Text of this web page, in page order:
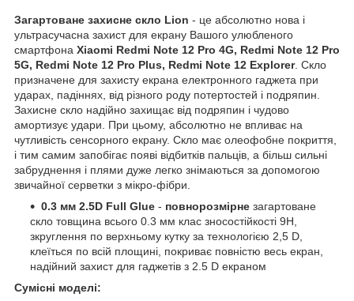
Загартоване захисне скло Lion - це абсолютно нова і
ультрасучасна захист для екрану Вашого улюбленого
смартфона Xiaomi Redmi Note 12 Pro 4G, Redmi Note 12 Pro
5G, Redmi Note 12 Pro Plus, Redmi Note 12 Explorer. Скло
призначене для захисту екрана електронного гаджета при
ударах, падіннях, від різного роду потертостей і подряпин.
Захисне скло надійно захищає від подряпин і чудово
амортизує удари. При цьому, абсолютно не впливає на
чутливість сенсорного екрану. Скло має олеофобне покриття,
і тим самим запобігає появі відбитків пальців, а більш сильні
забруднення і плями дуже легко знімаються за допомогою
звичайної серветки з мікро-фібри.
0.3 мм 2.5D Full Glue - повнорозмірне загартоване
скло товщина всього 0.3 мм клас зносостійкості 9H,
зкруглення по верхньому кутку за технологією 2,5 D,
клеїться по всій площині, покриває повністю весь екран,
надійний захист для гаджетів з 2.5 D екраном
Сумісні моделі: